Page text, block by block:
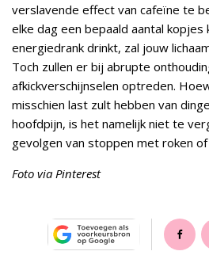
verslavende effect van cafeïne te
elke dag een bepaald aantal kopjes
energiedrank drinkt, zal jouw
Toch zullen er bij abrupte
afkickverschijnselen optreden.
misschien last zult hebben van
hoofdpijn, is het namelijk niet te
gevolgen van stoppen met roken
Foto via Pinterest